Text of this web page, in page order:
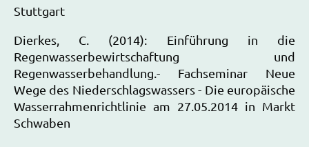
Stuttgart
Dierkes, C. (2014): Einführung in die
Regenwasserbewirtschaftung und
Regenwasserbehandlung.- Fachseminar Neue
Wege des Niederschlagswassers - Die europäische
Wasserrahmenrichtlinie am 27.05.2014 in Markt
Schwaben